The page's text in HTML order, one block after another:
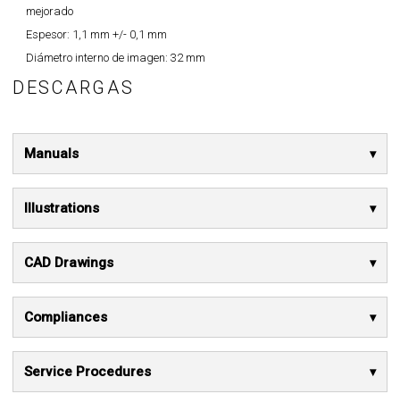
mejorado
Espesor: 1,1 mm +/- 0,1 mm
Diámetro interno de imagen: 32 mm
DESCARGAS
Manuals
Illustrations
CAD Drawings
Compliances
Service Procedures